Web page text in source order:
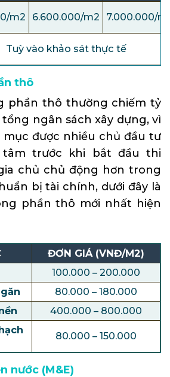
m2 6.600.000/m2 7.000.000/
Tuỳ vào khảo sát thực tế
thô
phần thô thường chiếm tỷ
ngân sách xây dựng, vì
mục được nhiều chủ đầu tư
trước khi bắt đầu thi
chủ chủ động hơn trong
bị tài chính, dưới đây là
phần thô mới nhất hiện
ĐƠN GIÁ (VNĐ/M2)
100.000 – 200.000
80.000 – 180.000
400.000 – 800.000
80.000 – 150.000
nước (M&E)